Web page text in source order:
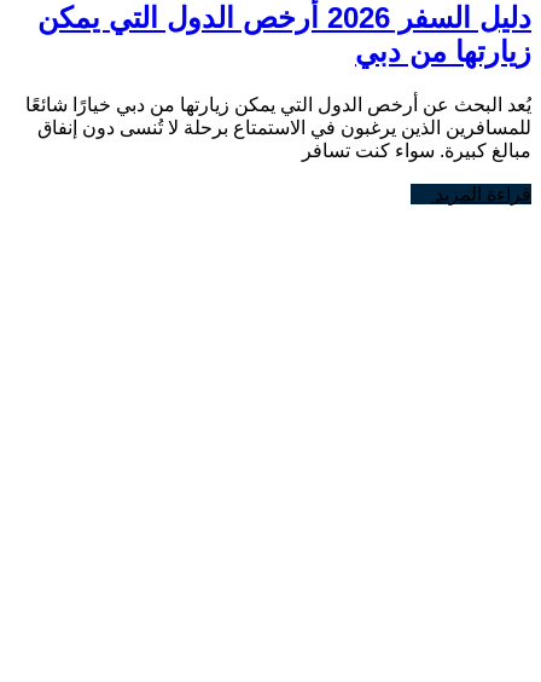
دليل السفر 2026 أرخص الدول التي يمكن
زيارتها من دبي
يُعد البحث عن أرخص الدول التي يمكن زيارتها من دبي خيارًا شائعًا
للمسافرين الذين يرغبون في الاستمتاع برحلة لا تُنسى دون إنفاق
مبالغ كبيرة. سواء كنت تسافر
قراءة المزيد